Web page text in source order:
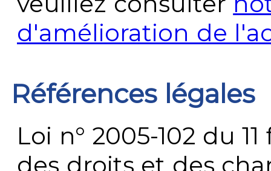
d'amélioration de
Références légales
Loi n° 2005-102 du